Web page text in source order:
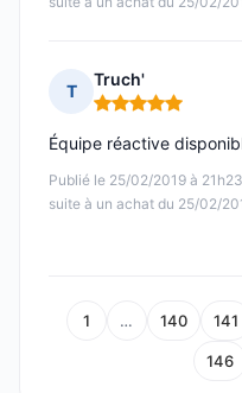
T
Truch'
Note : 5 sur 5
Publié le 25/02/2019 à 21h23
suite à un achat du 25/02/
Équipe réactive
1 … 140 141
146